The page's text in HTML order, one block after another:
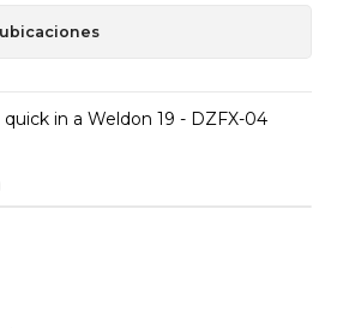
in a Weldon 19 - DZFX-04